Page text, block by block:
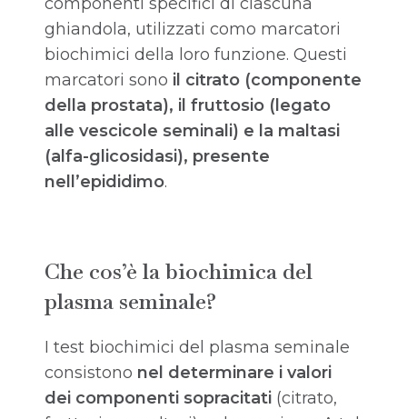
componenti specifici di ciascuna
ghiandola, utilizzati como marcatori
biochimici della loro funzione. Questi
marcatori sono il citrato (componente
della prostata), il fruttosio (legato
alle vescicole seminali) e la maltasi
(alfa-glicosidasi), presente
nell’epididimo.
Che cos’è la biochimica del
plasma seminale?
I test biochimici del plasma seminale
consistono nel determinare i valori
dei componenti sopracitati (citrato,